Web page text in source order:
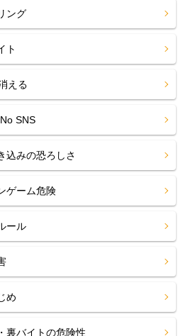
ング
ト
える
SNS
込みの恐ろしさ
ゲーム危険
ール
め
裏バイトの危険性